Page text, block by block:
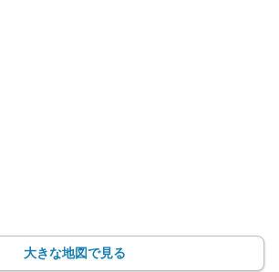
大きな地図で見る